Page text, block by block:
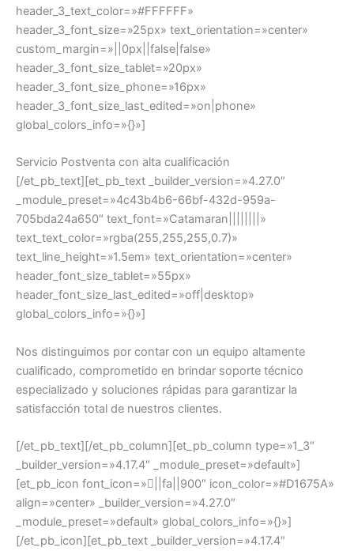
header_3_text_color=»#FFFFFF»
header_3_font_size=»25px» text_orientation=»center»
custom_margin=»||0px||false|false»
header_3_font_size_tablet=»20px»
header_3_font_size_phone=»16px»
header_3_font_size_last_edited=»on|phone»
global_colors_info=»{}»]
Servicio Postventa con alta cualificación
[/et_pb_text][et_pb_text _builder_version=»4.27.0″
_module_preset=»4c43b4b6-66bf-432d-959a-
705bda24a650″ text_font=»Catamaran||||||||»
text_text_color=»rgba(255,255,255,0.7)»
text_line_height=»1.5em» text_orientation=»center»
header_font_size_tablet=»55px»
header_font_size_last_edited=»off|desktop»
global_colors_info=»{}»]
Nos distinguimos por contar con un equipo altamente
cualificado, comprometido en brindar soporte técnico
especializado y soluciones rápidas para garantizar la
satisfacción total de nuestros clientes.
[/et_pb_text][/et_pb_column][et_pb_column type=»1_3″
_builder_version=»4.17.4″ _module_preset=»default»]
[et_pb_icon font_icon=»||fa||900″ icon_color=»#D1675A»
align=»center» _builder_version=»4.27.0″
_module_preset=»default» global_colors_info=»{}»]
[/et_pb_icon][et_pb_text _builder_version=»4.17.4″